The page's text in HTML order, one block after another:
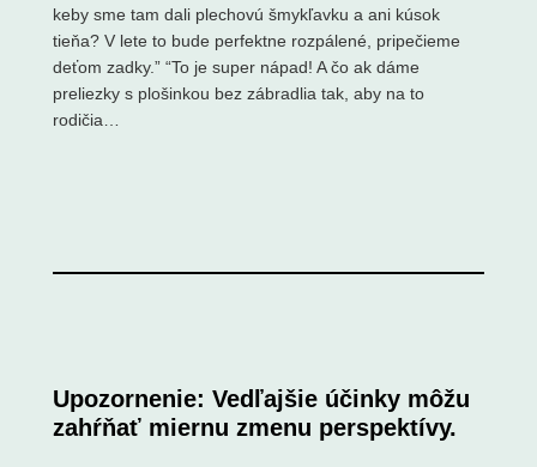
keby sme tam dali plechovú šmykľavku a ani kúsok
tieňa? V lete to bude perfektne rozpálené, pripečieme
deťom zadky.” “To je super nápad! A čo ak dáme
preliezky s plošinkou bez zábradlia tak, aby na to
rodičia…
Upozornenie: Vedľajšie účinky môžu
zahŕňať miernu zmenu perspektívy.